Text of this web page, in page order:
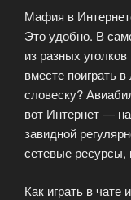
Мафия в
Это удобно. В
из разных
вместе поиграть
словеску?
вот Интернет —
завидной
сетевые
Как играть в